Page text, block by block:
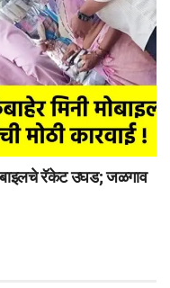
रॅकेट उघड; जळगाव